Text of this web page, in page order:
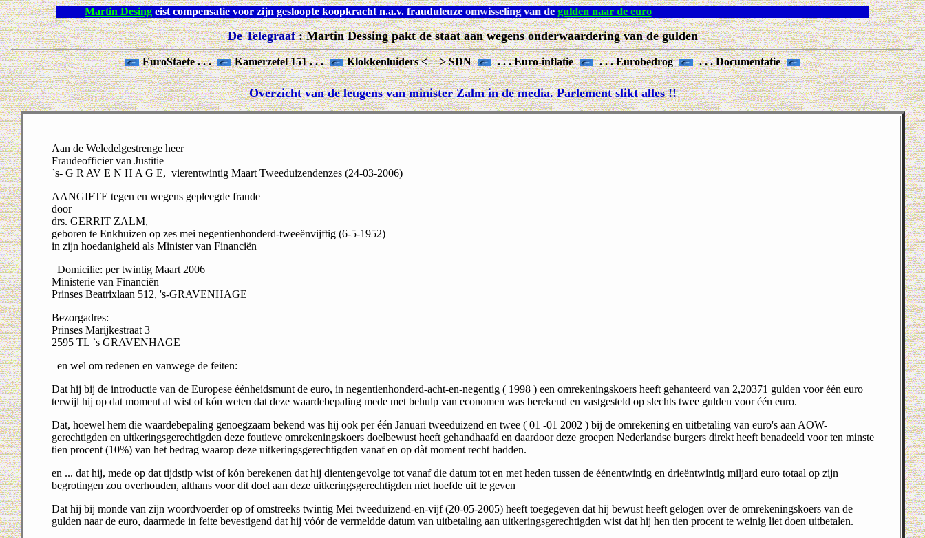
Martin Desingeist compensatie voor zijn gesloopte koopkracht n.a.v. frauduleuze omwisseling van degulden naar de euro
De Telegraaf: Martin Dessing pakt de staat aan wegens onderwaardering van de gulden
EuroStaete . . . Kamerzetel 151 . . . Klokkenluiders <==> SDN . . . Euro-inflatie . . . Eurobedrog . . . Documentatie
Overzicht van de leugens van minister Zalm in de media. Parlement slikt alles !!
Aan de Weledelgestrenge heer
Fraudeofficier van Justitie
`s- G R AV E N H A G E, vierentwintig Maart Tweeduizendenzes (24-03-2006)
AANGIFTE tegen en wegens gepleegde fraude
door
drs. GERRIT ZALM,
geboren te Enkhuizen op zes mei negentienhonderd-tweeënvijftig (6-5-1952)
in zijn hoedanigheid als Minister van Financiën
Domicilie: per twintig Maart 2006
Ministerie van Financiën
Prinses Beatrixlaan 512, 's-GRAVENHAGE
Bezorgadres:
Prinses Marijkestraat 3
2595 TL `s GRAVENHAGE
en wel om redenen en vanwege de feiten:
Dat hij bij de introductie van de Europese éénheidsmunt de euro, in negentienhonderd-acht-en-negentig ( 1998 ) een omrekeningskoers heeft gehanteerd van 2,20371 gulden voor één euro
terwijl hij op dat moment al wist of kón weten dat deze waardebepaling mede met be­hulp van economen was berekend en vastgesteld op slechts twee gulden voor één euro.
Dat, hoewel hem die waardebepaling genoegzaam bekend was hij ook per één Januari tweeduizend en twee ( 01 -01 2002 ) bij de omrekening en uitbetaling van euro's aan AOW-
gerechtigden en uitkeringsgerechtigden deze foutieve omrekeningskoers doelbewust heeft gehandhaafd en daardoor deze groepen Nederlandse burgers direkt heeft benadeeld voor ten minste
tien procent (10%) van het bedrag waarop deze uitkeringsgerechtigden vanaf en op dàt moment recht hadden.
en ... dat hij, mede op dat tijdstip wist of kón berekenen dat hij dienten­gevolge tot vanaf die datum tot en met heden tussen de éénentwintig en drieëntwintig miljard euro totaal op zijn
begrotingen zou overhou­den, althans voor dit doel aan deze uitkeringsgerechtigden niet hoefde uit te geven
Dat hij bij monde van zijn woordvoerder op of omstreeks twintig Mei tweeduizend-en-vijf (20-05-2005) heeft toegegeven dat hij bewust heeft gelogen over de omrekeningskoers van de
gulden naar de euro, daarmede in feite bevestigend dat hij vóór de vermeldde datum van uitbetaling aan uitkeringsgerechtigden wist dat hij hen tien procent te weinig liet doen uitbetalen.